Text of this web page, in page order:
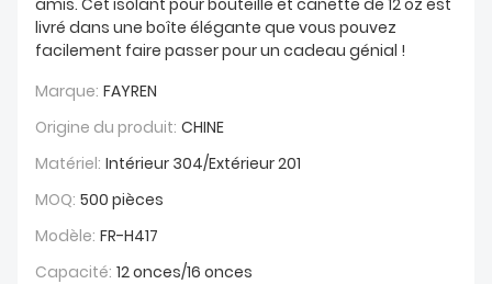
amis. Cet isolant pour bouteille et canette de 12 oz est
livré dans une boîte élégante que vous pouvez
facilement faire passer pour un cadeau génial !
Marque: FAYREN
Origine du produit: CHINE
Matériel: Intérieur 304/Extérieur 201
MOQ: 500 pièces
Modèle: FR-H417
Capacité: 12 onces/16 onces